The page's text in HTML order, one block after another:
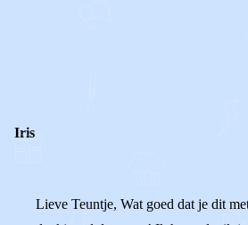
Iris
Lieve Teuntje, Wat goed dat je dit